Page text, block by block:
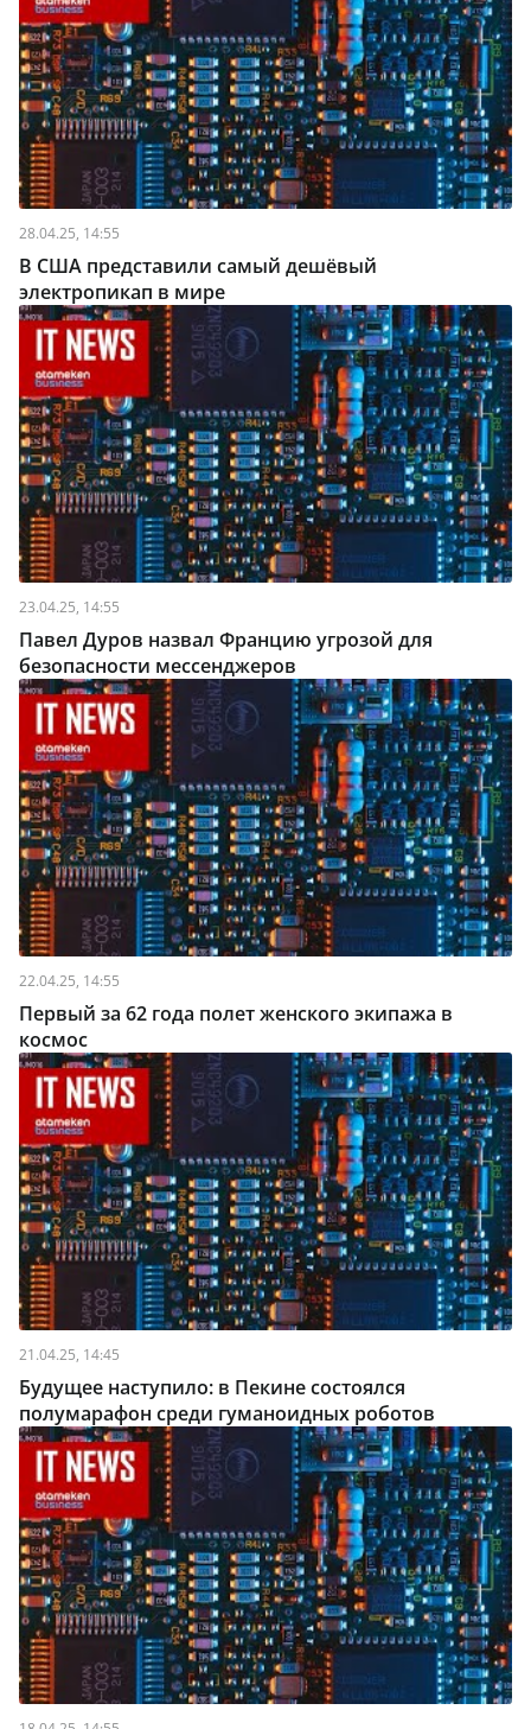
28.04.25, 14:55
В США представили самый дешёвый
электропикап в мире
23.04.25, 14:55
Павел Дуров назвал Францию угрозой для
безопасности мессенджеров
22.04.25, 14:55
Первый за 62 года полет женского экипажа в
космос
21.04.25, 14:45
Будущее наступило: в Пекине состоялся
полумарафон среди гуманоидных роботов